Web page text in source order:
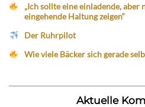
„Ich sollte eine einladende,
eingehende Haltung zeigen“
Der Ruhrpilot
Wie viele Bäcker sich gerade
Aktuelle